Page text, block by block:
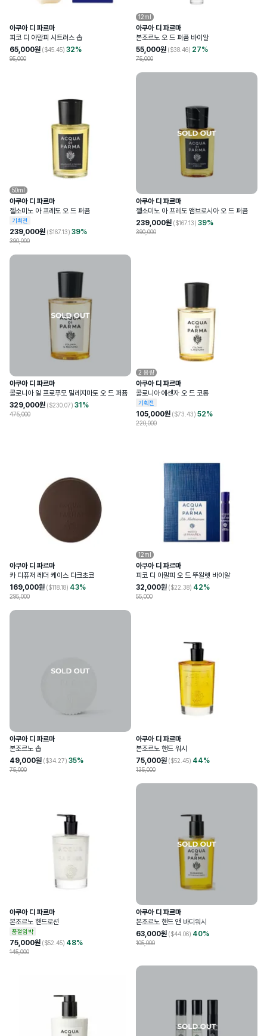
아쿠아 디 파르마
피코 디 아말피 시트러스 솝
65,000원 ($45.45) 32%
95,000
12ml
아쿠아 디 파르마
본조르노 오 드 퍼퓸 바이알
55,000원 ($38.46) 27%
75,000
50ml
아쿠아 디 파르마
젤소미노 아 프레도 오 드 퍼퓸
기획전
239,000원 ($167.13) 39%
390,000
아쿠아 디 파르마
젤소미노 아 프레도 앰브로시아 오 드 퍼퓸
239,000원 ($167.13) 39%
390,000
아쿠아 디 파르마
콜로니아 일 프로푸모 밀레지마토 오 드 퍼퓸
329,000원 ($230.07) 31 %
475,000
2 용량
아쿠아 디 파르마
콜로니아 에센자 오 드 코롱
기획전
105,000원 ($73.43) 52%
220,000
아쿠아 디 파르마
카 디퓨저 레더 케이스 다크초코
169,000원 ($118.18) 43%
295,000
12ml
아쿠아 디 파르마
피코 디 아말피 오 드 뚜왈렛 바이알
32,000원 ($22.38) 42%
55,000
아쿠아 디 파르마
본조르노 솝
49,000원 ($34.27) 35%
75,000
아쿠아 디 파르마
본조르노 핸드 워시
75,000원 ($52.45) 44%
135,000
아쿠아 디 파르마
본조르노 핸드로션
품절임박
75,000원 ($52.45) 48%
145,000
아쿠아 디 파르마
본조르노 핸드 앤 바디워시
63,000원 ($44.06) 40%
105,000